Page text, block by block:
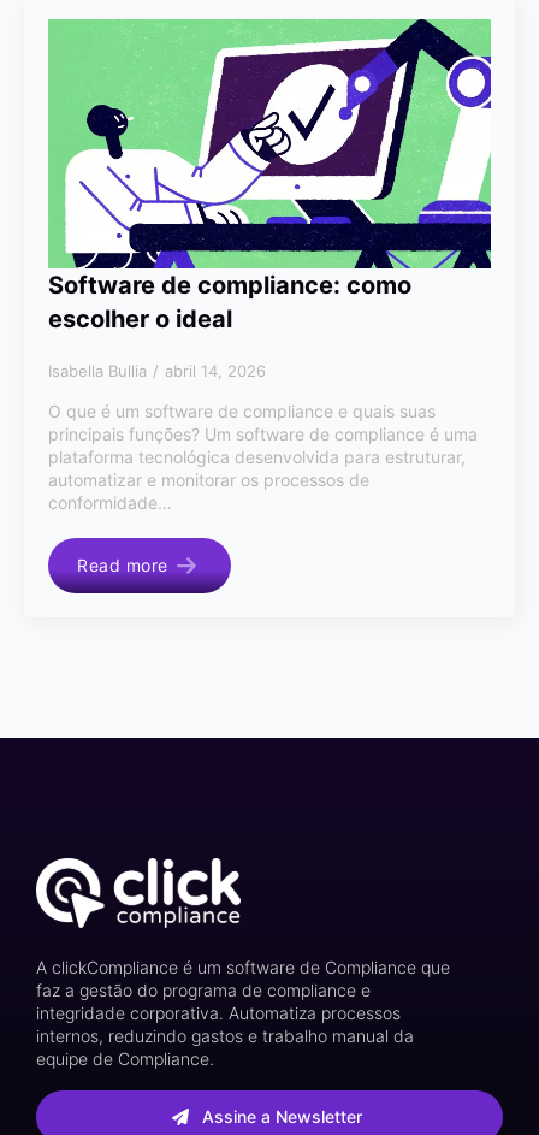
Software de compliance: como
escolher o ideal
Isabella Bullia abril 14, 2026
O que é um software de compliance e quais suas
principais funções? Um software de compliance é uma
plataforma tecnológica desenvolvida para estruturar,
automatizar e monitorar os processos de
conformidade…
Read more
A clickCompliance é um software de Compliance que
faz a gestão do programa de compliance e
integridade corporativa. Automatiza processos
internos, reduzindo gastos e trabalho manual da
equipe de Compliance.
Assine a Newsletter